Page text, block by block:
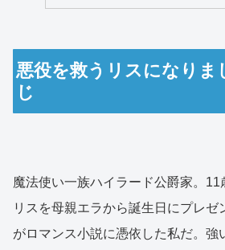
悪役を救うリスになりま
じ
魔法使い一族ハイラード公爵家。
リスを母親エラから誕生日にプレゼ
がロマンス小説に憑依した私だ。強